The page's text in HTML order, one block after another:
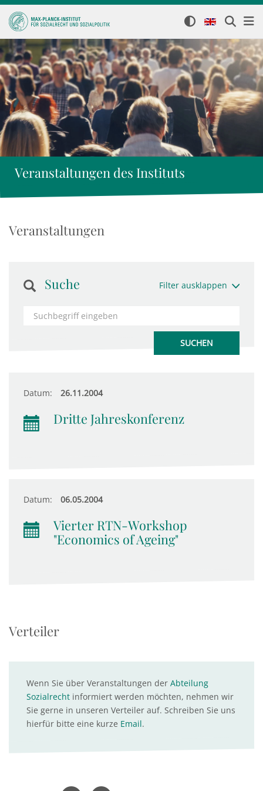
Veranstaltungen des Instituts
Veranstaltungen
Suche Filter ausklappen
Datum: 26.11.2004
Dritte Jahreskonferenz
Datum: 06.05.2004
Vierter RTN-Workshop
"Economics of Ageing"
Verteiler
Wenn Sie über Veranstaltungen der Abteilung
Sozialrecht informiert werden möchten, nehmen wir
Sie gerne in unseren Verteiler auf. Schreiben Sie uns
hierfür bitte eine kurze Email.